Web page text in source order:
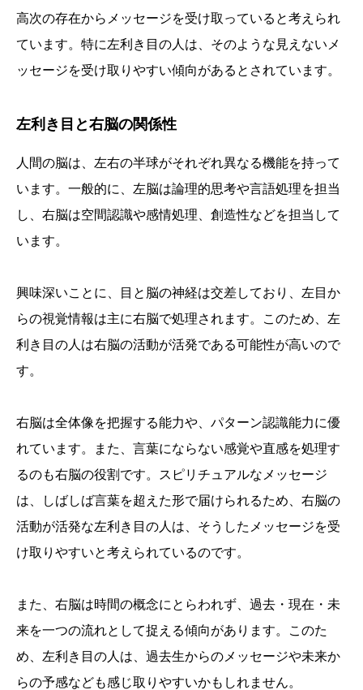
高次の存在からメッセージを受け取っていると考えられ
ています。特に左利き目の人は、そのような見えないメ
ッセージを受け取りやすい傾向があるとされています。
左利き目と右脳の関係性
人間の脳は、左右の半球がそれぞれ異なる機能を持って
います。一般的に、左脳は論理的思考や言語処理を担当
し、右脳は空間認識や感情処理、創造性などを担当して
います。
興味深いことに、目と脳の神経は交差しており、左目か
らの視覚情報は主に右脳で処理されます。このため、左
利き目の人は右脳の活動が活発である可能性が高いので
す。
右脳は全体像を把握する能力や、パターン認識能力に優
れています。また、言葉にならない感覚や直感を処理す
るのも右脳の役割です。スピリチュアルなメッセージ
は、しばしば言葉を超えた形で届けられるため、右脳の
活動が活発な左利き目の人は、そうしたメッセージを受
け取りやすいと考えられているのです。
また、右脳は時間の概念にとらわれず、過去・現在・未
来を一つの流れとして捉える傾向があります。このた
め、左利き目の人は、過去生からのメッセージや未来か
らの予感なども感じ取りやすいかもしれません。